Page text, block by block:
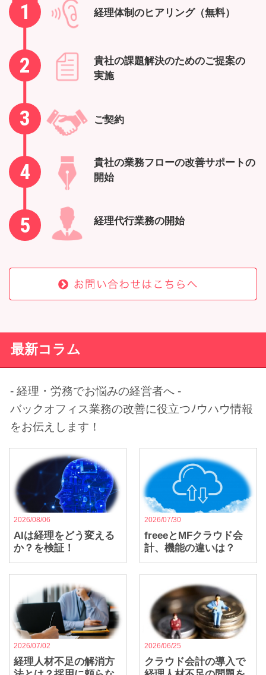
1
2
3
4
5
経理体制のヒアリング（無料）
貴社の課題解決のためのご提案の
実施
ご契約
貴社の業務フローの改善サポートの
開始
経理代行業務の開始
最新コラム
- 経理・労務でお悩みの経営者へ -
バックオフィス業務の改善に役立つﾉウハウ情報
をお伝えします！
2026/08/06
AIは経理をどう変える
か？を検証！
2026/07/30
freeeとMFクラウド会
計、機能の違いは？
2026/07/02
経理人材不足の解消方
2026/06/25
クラウド会計の導入で